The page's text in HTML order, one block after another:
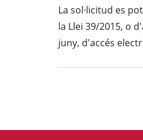
La sol·licitud es
la Llei 39/2015, o
juny, d'accés